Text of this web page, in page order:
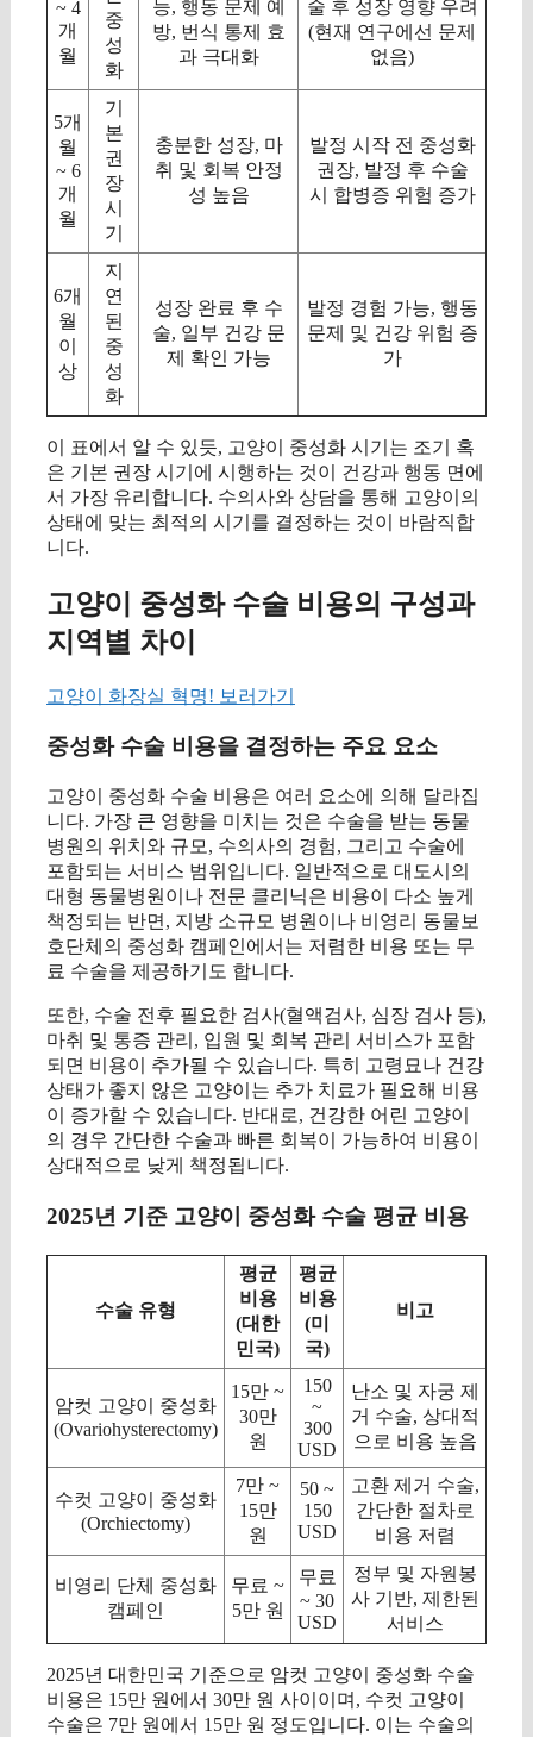
~ 4
개
월
중
성
화
능, 행동 문제 예
방, 번식 통제 효
과 극대화
술 후 성장 영향 우려
(현재 연구에선 문제
없음)
5개
월
~ 6
개
월
기
본
권
장
시
기
충분한 성장, 마
취 및 회복 안정
성 높음
발정 시작 전 중성화
권장, 발정 후 수술
시 합병증 위험 증가
6개
월
이
상
지
연
된
중
성
화
성장 완료 후 수
술, 일부 건강 문
제 확인 가능
발정 경험 가능, 행동
문제 및 건강 위험 증
가
이 표에서 알 수 있듯, 고양이 중성화 시기는 조기 혹
은 기본 권장 시기에 시행하는 것이 건강과 행동 면에
서 가장 유리합니다. 수의사와 상담을 통해 고양이의
상태에 맞는 최적의 시기를 결정하는 것이 바람직합
니다.
고양이 중성화 수술 비용의 구성과
지역별 차이
고양이 화장실 혁명! 보러가기
중성화 수술 비용을 결정하는 주요 요소
고양이 중성화 수술 비용은 여러 요소에 의해 달라집
니다. 가장 큰 영향을 미치는 것은 수술을 받는 동물
병원의 위치와 규모, 수의사의 경험, 그리고 수술에
포함되는 서비스 범위입니다. 일반적으로 대도시의
대형 동물병원이나 전문 클리닉은 비용이 다소 높게
책정되는 반면, 지방 소규모 병원이나 비영리 동물보
호단체의 중성화 캠페인에서는 저렴한 비용 또는 무
료 수술을 제공하기도 합니다.
또한, 수술 전후 필요한 검사(혈액검사, 심장 검사 등),
마취 및 통증 관리, 입원 및 회복 관리 서비스가 포함
되면 비용이 추가될 수 있습니다. 특히 고령묘나 건강
상태가 좋지 않은 고양이는 추가 치료가 필요해 비용
이 증가할 수 있습니다. 반대로, 건강한 어린 고양이
의 경우 간단한 수술과 빠른 회복이 가능하여 비용이
상대적으로 낮게 책정됩니다.
2025년 기준 고양이 중성화 수술 평균 비용
수술 유형
평균
비용
(대한
민국)
평균
비용
(미
국)
비고
암컷 고양이 중성화
(Ovariohysterectomy)
15만 ~
30만
원
150
~
300
USD
난소 및 자궁 제
거 수술, 상대적
으로 비용 높음
수컷 고양이 중성화
(Orchiectomy)
7만 ~
15만
원
50 ~
150
USD
고환 제거 수술,
간단한 절차로
비용 저렴
비영리 단체 중성화
캠페인
무료 ~
5만 원
무료
~ 30
USD
정부 및 자원봉
사 기반, 제한된
서비스
2025년 대한민국 기준으로 암컷 고양이 중성화 수술
비용은 15만 원에서 30만 원 사이이며, 수컷 고양이
수술은 7만 원에서 15만 원 정도입니다. 이는 수술의